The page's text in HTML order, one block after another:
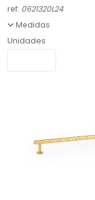
ref: 0621320L24
Medidas
Unidades